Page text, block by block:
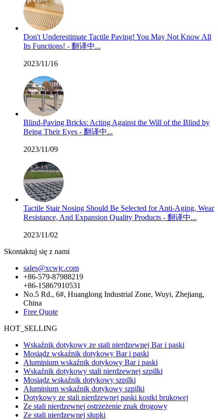
Don't Underestimate Tactile Paving! You May Not Know All
Its Functions! - 翻译中...
2023/11/16
Blind-Paving Bricks: Acting Against the Will of the Blind by
Being Their Eyes - 翻译中...
2023/11/09
Tactile Stair Nosing Should Be Selected for Anti-Aging, Wear
Resistance, And Expansion Quality Products - 翻译中...
2023/11/02
Skontaktuj się z nami
sales@xcwjc.com
+86-579-87988219
+86-15867910531
No.5 Rd., 6#, Huanglong Industrial Zone, Wuyi, Zhejiang,
China
Free Quote
HOT_SELLING
Wskaźnik dotykowy ze stali nierdzewnej Bar i paski
Mosiądz wskaźnik dotykowy Bar i paski
Aluminium wskaźnik dotykowy Bar i paski
Wskaźnik dotykowy stali nierdzewnej szpilki
Mosiądz wskaźnik dotykowy szpilki
Aluminium wskaźnik dotykowy szpilki
Dotykowy ze stali nierdzewnej paski kostki brukowej
Ze stali nierdzewnej ostrzeżenie znak drogowy
Ze stali nierdzewnej słupki